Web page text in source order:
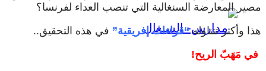
مصير المعارضة السنغالية التي تنصب العداء لفرنسا؟
هذا وأكثر تتناوله“قراءات إفريقية” في هذه التحقيق..
في مَهَبّ الريح!